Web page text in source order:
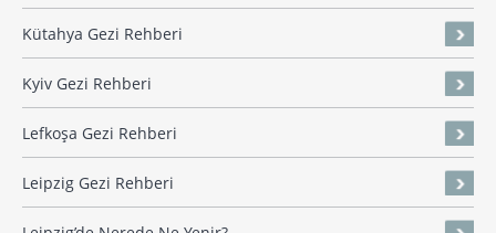
Kütahya Gezi Rehberi
Kyiv Gezi Rehberi
Lefkoşa Gezi Rehberi
Leipzig Gezi Rehberi